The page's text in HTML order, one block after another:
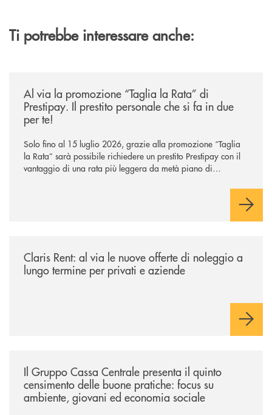
Ti potrebbe interessare anche:
Al via la promozione “Taglia la Rata” di
Prestipay. Il prestito personale che si fa in due
per te!
Solo fino al 15 luglio 2026, grazie alla promozione “Taglia
la Rata” sarà possibile richiedere un prestito Prestipay con il
vantaggio di una rata più leggera da metà piano di
Claris Rent: al via le nuove offerte di noleggio a
lungo termine per privati e aziende
Il Gruppo Cassa Centrale presenta il quinto
censimento delle buone pratiche: focus su
ambiente, giovani ed economia sociale